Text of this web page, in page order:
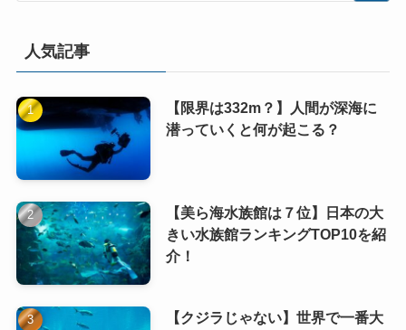
人気記事
【限界は332m？】人間が深海に
潜っていくと何が起こる？
【美ら海水族館は７位】日本の大
きい水族館ランキングTOP10を紹
介！
【クジラじゃない】世界で一番大